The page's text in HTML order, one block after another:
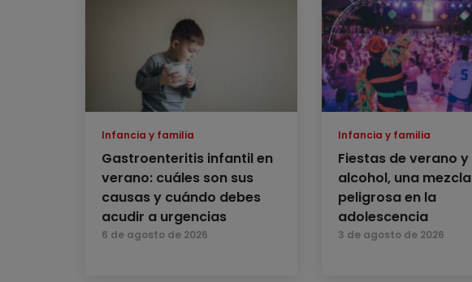
Infancia y familia
Gastroenteritis infantil en
verano: cuáles son sus
causas y cuándo debes
acudir a urgencias
6 de agosto de 2026
Infancia y familia
Fiestas de verano y
alcohol, una mezcla
peligrosa en la
adolescencia
3 de agosto de 2026